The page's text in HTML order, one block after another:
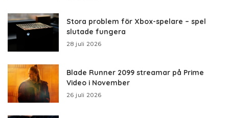
Stora problem för Xbox-spelare – spel
slutade fungera
28 juli 2026
Blade Runner 2099 streamar på Prime
Video i November
26 juli 2026